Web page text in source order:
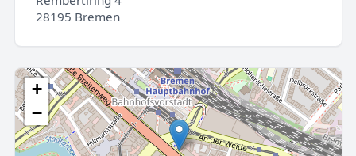
28195 Bremen
+
−